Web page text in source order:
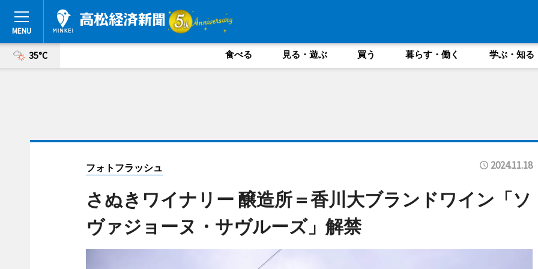
35°C 食べる 見る・遊ぶ 買う 暮らす・働く 学ぶ・知る
フォトフラッシュ 2024.11.18
さぬきワイナリー 醸造所＝香川大ブランドワイン「ソ
ヴァジョーヌ・サヴルーズ」解禁